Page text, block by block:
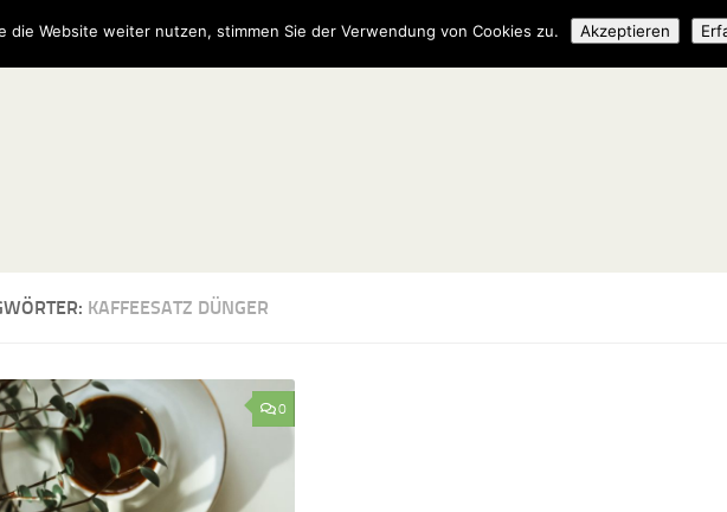
KAFFEESATZ DÜNGER
0
die Website weiter nutzen, stimmen Sie der Verwendung von Cookies zu. Akzeptieren